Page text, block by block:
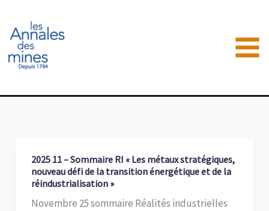
contenu
2025 11 – Sommaire RI « Les métaux stratégiques,
nouveau défi de la transition énergétique et de la
réindustrialisation »
Novembre 25 sommaire Réalités industrielles